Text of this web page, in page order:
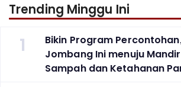
Trending Minggu Ini
1
Bikin Program
Jombang Ini menuju
Sampah dan Ketahanan